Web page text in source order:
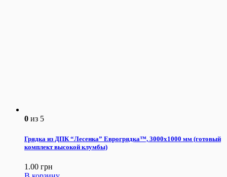
0 из 5
Грядка из ДПК “Лесенка” Еврогрядка™, 3000х1000 мм (готовый
комплект высокой клумбы)
1.00 грн